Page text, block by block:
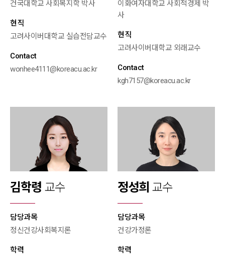
건국대학교 사회복지학 박사
현직
고려사이버대학교 실습전담교수
Contact
wonhee4111@koreacu.ac.kr
이화여자대학교 사회적경제 박
사
현직
고려사이버대학교 외래교수
Contact
kgh7157@koreacu.ac.kr
김학령 교수
담당과목
정신건강사회복지론
학력
정성희 교수
담당과목
건강가정론
학력